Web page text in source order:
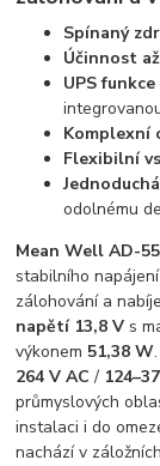
Spínaný
Účinnost
UPS funkce
Komplexní
Flexibilní
odolnému
Mean Well AD-
stabilního
zálohování a
napětí 13,8 V s
výkonem 51,38 W
264 V AC /
průmyslových
instalaci i do
nachází v